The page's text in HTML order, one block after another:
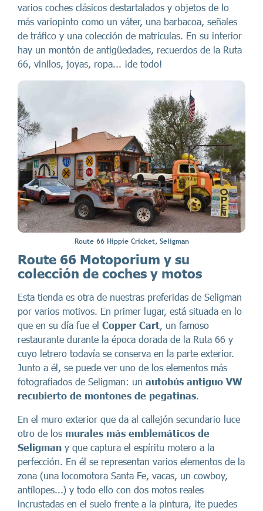
varios coches clásicos destartalados y objetos de lo
más variopinto como un váter, una barbacoa, señales
de tráfico y una colección de matrículas. En su interior
hay un montón de antigüedades, recuerdos de la Ruta
66, vinilos, joyas, ropa... ¡de todo!
Route 66 Hippie Cricket, Seligman
Route 66 Motoporium y su
colección de coches y motos
Esta tienda es otra de nuestras preferidas de Seligman
por varios motivos. En primer lugar, está situada en lo
que en su día fue el Copper Cart, un famoso
restaurante durante la época dorada de la Ruta 66 y
cuyo letrero todavía se conserva en la parte exterior.
Junto a él, se puede ver uno de los elementos más
fotografiados de Seligman: un autobús antiguo VW
recubierto de montones de pegatinas.
En el muro exterior que da al callejón secundario luce
otro de los murales más emblemáticos de
Seligman y que captura el espíritu motero a la
perfección. En él se representan varios elementos de la
zona (una locomotora Santa Fe, vacas, un cowboy,
antílopes...) y todo ello con dos motos reales
incrustadas en el suelo frente a la pintura, ¡te puedes